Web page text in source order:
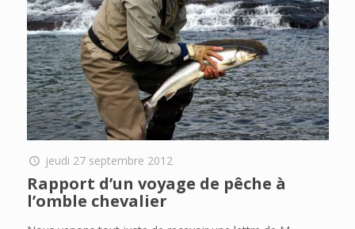
jeudi 27 septembre 2012
Rapport d’un voyage de pêche à
l’omble chevalier